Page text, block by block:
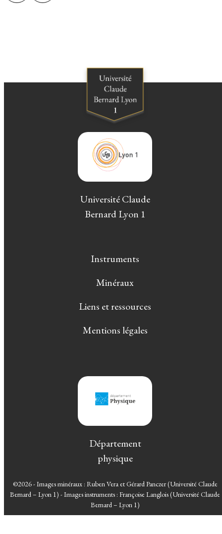
Université Claude
Bernard Lyon 1
Instruments
Minéraux
Liens et ressources
Mentions légales
Département
physique
©2026 - Images minéraux : Ruben Vera et Gérard Panczer (Université Claude
Bernard – Lyon 1) - Images instruments : Françoise Langlois (Université Claude
Bernard – Lyon 1)